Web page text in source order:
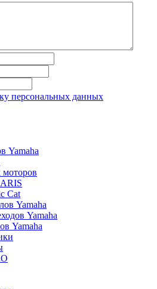
персональных данных
Yamaha
Cat
Yamaha
Yamaha
Yamaha